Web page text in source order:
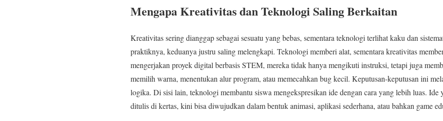
Mengapa Kreativitas dan Teknologi Saling Berkaitan
Kreativitas sering dianggap sebagai sesuatu yang bebas, sementara teknologi terlihat kaku dan
praktiknya, keduanya justru saling melengkapi. Teknologi memberi alat, sementara kreativitas
mengerjakan proyek digital berbasis STEM, mereka tidak hanya mengikuti instruksi, tetapi juga
memilih warna, menentukan alur program, atau memecahkan bug kecil. Keputusan-keputusan ini
logika. Di sisi lain, teknologi membantu siswa mengekspresikan ide dengan cara yang lebih luas. Ide
ditulis di kertas, kini bisa diwujudkan dalam bentuk animasi, aplikasi sederhana, atau bahkan game